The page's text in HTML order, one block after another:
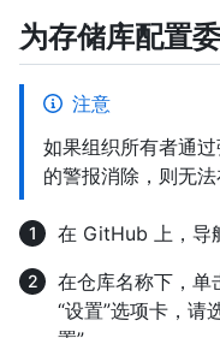
为存储库配置
注意
如果组织所有者通
的警报消除，则无法
在 GitHub 上，导
在仓库名称下，单
“设置”选项卡，请